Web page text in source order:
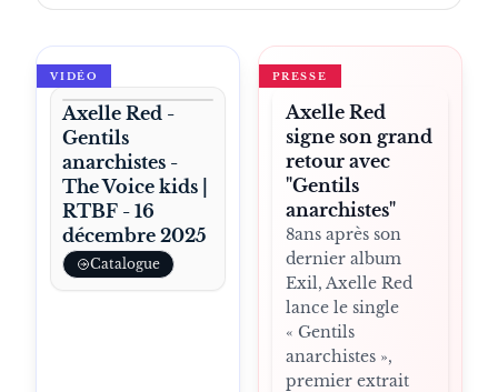
VIDÉO
Axelle Red -
Gentils
anarchistes -
The Voice kids |
RTBF - 16
décembre 2025
Catalogue
PRESSE
Axelle Red
signe son grand
retour avec
"Gentils
anarchistes"
8ans après son
dernier album
Exil, Axelle Red
lance le single
« Gentils
anarchistes »,
premier extrait